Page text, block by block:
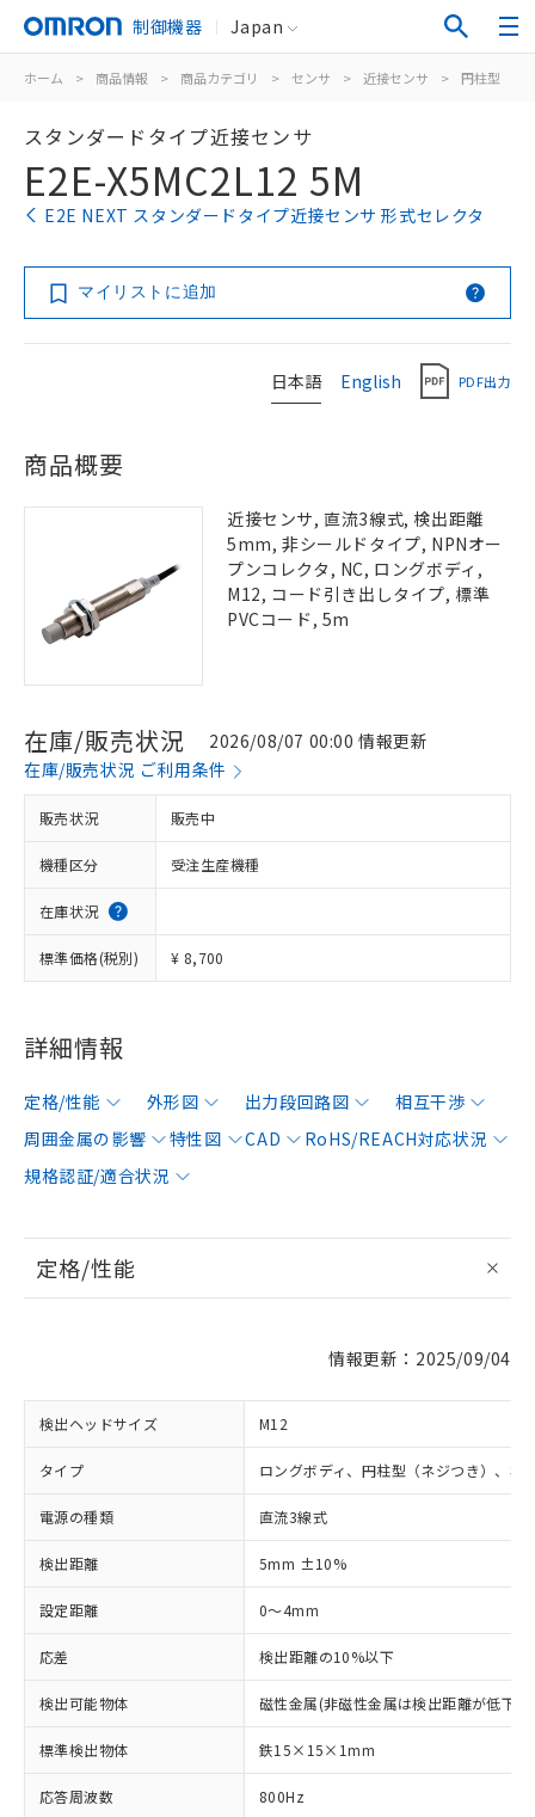
制御機器 Japan
ホーム > 商品情報 > 商品カテゴリ > センサ > 近接センサ > 円柱型
スタンダードタイプ近接センサ
E2E-X5MC2L12 5M
E2E NEXT スタンダードタイプ近接センサ 形式セレクタ
マイリストに追加
日本語 English PDF出力
商品概要
近接センサ, 直流3線式, 検出距離
5mm, 非シールドタイプ, NPNオー
プンコレクタ, NC, ロングボディ,
M12, コード引き出しタイプ, 標準
PVCコード, 5m
在庫/販売状況
2026/08/07 00:00 情報更新
在庫/販売状況 ご利用条件
販売状況 販売中
機種区分 受注生産機種
在庫状況
標準価格(税別) ¥ 8,700
詳細情報
定格/性能 外形図 出力段回路図
相互干渉
周囲金属の影響
特性図 CAD
RoHS/REACH対応状況
規格認証/適合状況
定格/性能
情報更新：2025/09/04
検出ヘッドサイズ M12
タイプ ロングボディ、円柱型（ネジつき）、非
電源の種類 直流3線式
検出距離 5mm ±10%
設定距離 0～4mm
応差 検出距離の10%以下
検出可能物体 磁性金属(非磁性金属は検出距離が低下し
標準検出物体 鉄15×15×1mm
応答周波数 800Hz